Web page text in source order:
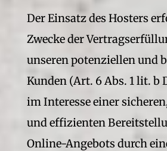
Der Einsatz des Hosters
Zwecke der
unseren potenziellen und
Kunden (Art. 6 Abs. 1 lit. b
im Interesse einer
und effizienten
Online-Angebots durch